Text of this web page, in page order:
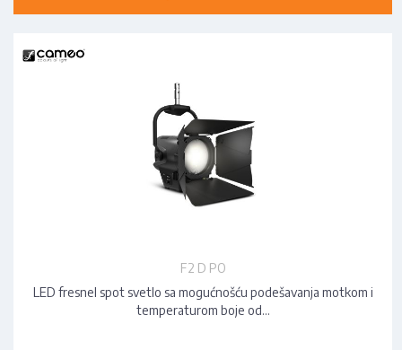
F2 D PO
LED fresnel spot svetlo sa mogućnošću podešavanja motkom i
temperaturom boje od…